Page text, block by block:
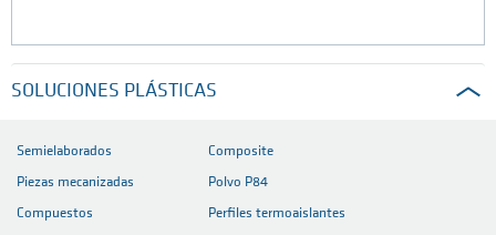
SOLUCIONES PLÁSTICAS
Semielaborados
Piezas mecanizadas
Compuestos
Composite
Polvo P84
Perfiles termoaislantes